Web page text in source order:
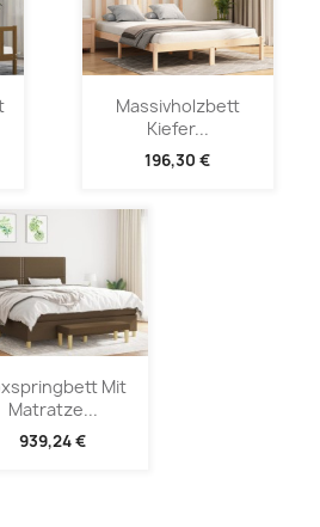
Massivholzbett
Kiefer...
196,30 €
Mit
Matratze...
939,24 €